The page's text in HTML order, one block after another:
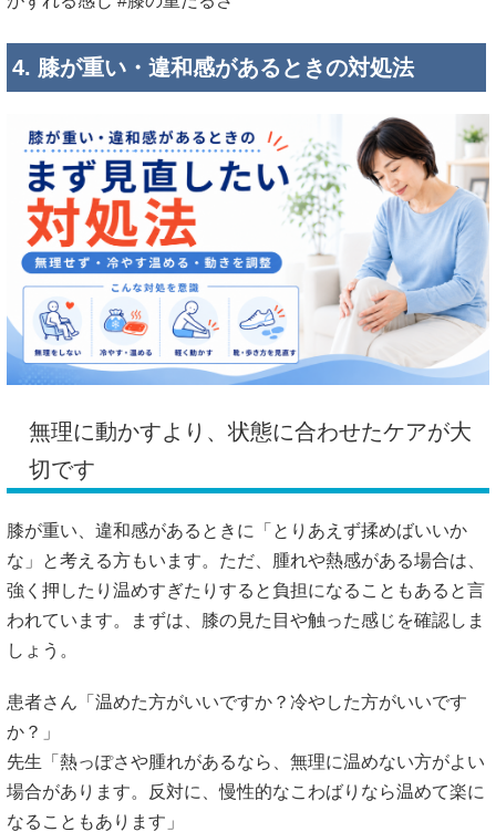
4. 膝が重い・違和感があるときの対処法
無理に動かすより、状態に合わせたケアが大
切です
膝が重い、違和感があるときに「とりあえず揉めばいいか
な」と考える方もいます。ただ、腫れや熱感がある場合は、
強く押したり温めすぎたりすると負担になることもあると言
われています。まずは、膝の見た目や触った感じを確認しま
しょう。
患者さん「温めた方がいいですか？冷やした方がいいです
か？」
先生「熱っぽさや腫れがあるなら、無理に温めない方がよい
場合があります。反対に、慢性的なこわばりなら温めて楽に
なることもあります」